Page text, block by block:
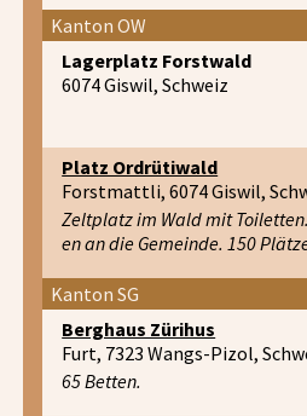
Kanton OW
Lagerplatz Forstwald
6074 Giswil, Schweiz
Platz Ordrütiwald
Forstmattli, 6074 Giswil,
Zeltplatz im Wald mit
en an die Gemeinde. 150
Kanton SG
Berghaus Zürihus
Furt, 7323 Wangs-Pizol,
65 Betten.